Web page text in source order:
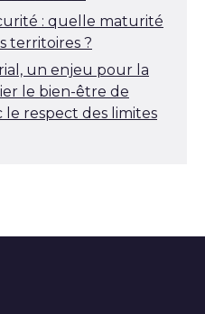
: quelle maturité
territoires ?
un enjeu pour la
le bien-être de
respect des limites